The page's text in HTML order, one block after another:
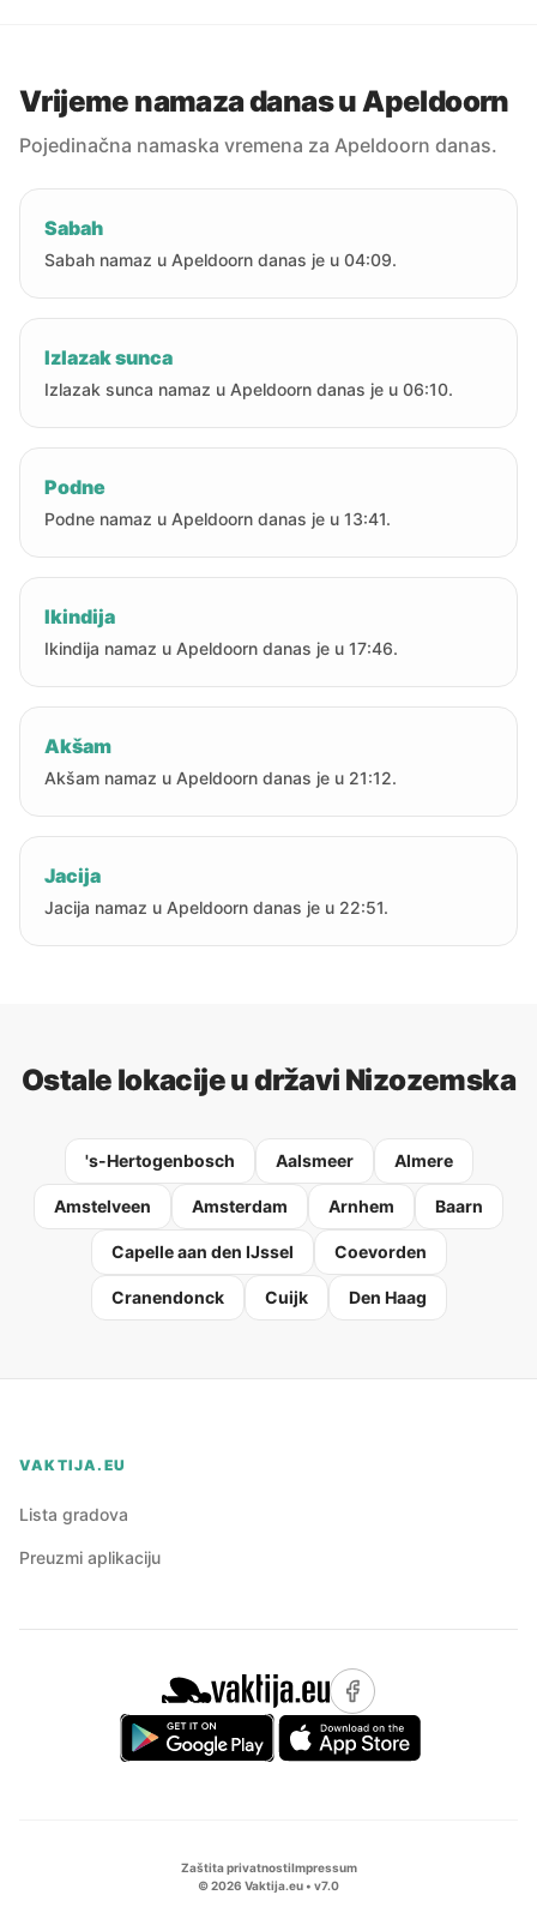
Vrijeme namaza danas u Apeldoorn
Pojedinačna namaska vremena za Apeldoorn danas.
Sabah
Sabah namaz u Apeldoorn danas je u 04:09.
Izlazak sunca
Izlazak sunca namaz u Apeldoorn danas je u 06:10.
Podne
Podne namaz u Apeldoorn danas je u 13:41.
Ikindija
Ikindija namaz u Apeldoorn danas je u 17:46.
Akšam
Akšam namaz u Apeldoorn danas je u 21:12.
Jacija
Jacija namaz u Apeldoorn danas je u 22:51.
Ostale lokacije u državi Nizozemska
's-Hertogenbosch Aalsmeer Almere
Amstelveen Amsterdam Arnhem Baarn
Capelle aan den IJssel Coevorden
Cranendonck Cuijk Den Haag
VAKTIJA.EU
Lista gradova
Preuzmi aplikaciju
Zaštita privatnostiImpressum
©2026 Vaktija.eu • v7.0